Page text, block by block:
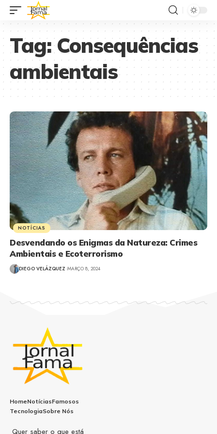
Tag:Consequências
ambientais
NOTÍCIAS
Desvendando os Enigmas da Natureza: Crimes
Ambientais e Ecoterrorismo
DIEGO VELÁZQUEZ MARÇO 8, 2024
HomeNotíciasFamosos
TecnologiaSobre Nós
Quer saber o que está